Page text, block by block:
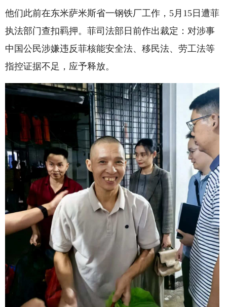
他们此前在东米萨米斯省一钢铁厂工作，5月15日遭菲
执法部门查扣羁押。菲司法部日前作出裁定：对涉事
中国公民涉嫌违反菲核能安全法、移民法、劳工法等
指控证据不足，应予释放。